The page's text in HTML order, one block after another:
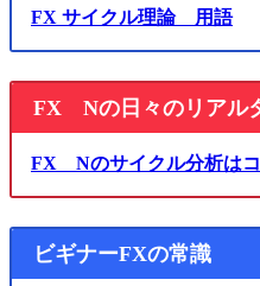
FX サイクル理論 用語
FX Nの日々のリアル
FX Nのサイクル分析は
ビギナーFXの常識